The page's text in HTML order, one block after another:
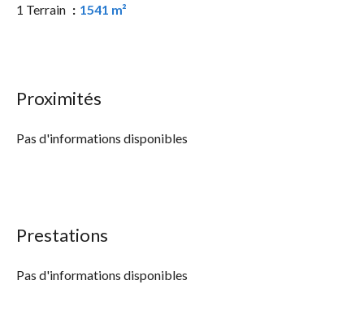
1 Terrain
1541 m²
Proximités
Pas d'informations disponibles
Prestations
Pas d'informations disponibles